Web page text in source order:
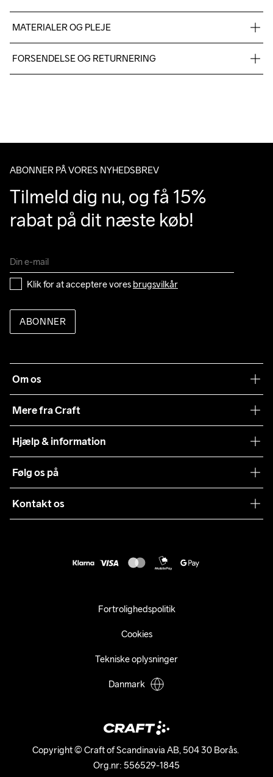
MATERIALER OG PLEJE
90% Polyamide-Recycled
Do Not Bleach
Do Not Dry
Do Not Tumble
Ironing Low
FORSENDELSE OG RETURNERING
ABONNER PÅ VORES NYHEDSBREV
Tilmeld dig nu, og få 15%
rabat på dit næste køb!
Klik for at acceptere vores brugsvilkår
ABONNER
Om os
Mere fra Craft
Samarbejder
Presse
Sustainability
Hjælp & information
Levering
Kundeservice
Følg os på
Kontakt os
Copyright © Craft of Scandinavia AB, 504 30 Borås.
Org.nr: 556529-1845
Fortrolighedspolitik
Cookies
Tekniske oplysninger
Danmark